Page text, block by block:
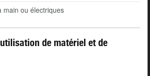
main ou électriques
de matériel et de